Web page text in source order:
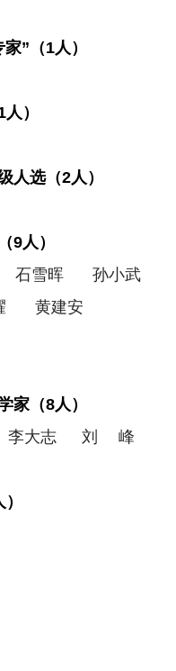
家” （1人）
）
人选（2人）
9人）
石雪晖
孙小武
黄建安
家（8人）
李大志 刘 峰